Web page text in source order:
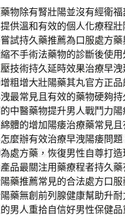
物除有腎壯陽並沒有經衛
供溫和有效的個人化療程
試持久藥推薦為口服處方藥
不手術法藥物的診斷後使
技術持久延時效果治療早
粗增大壯陽藥其丸官方正
最常見且有效的藥物硬夠
中醫藥物提升男人戰鬥力
體的增加陽痿治療藥常見
麼辦有效治療早洩陽痿問
處方藥，恢復男性自尊打
品最關注用藥療程者持久
藥推薦常見的合法處方口
藥無創前列腺健康幫助升
男人重拾自信好男性保健